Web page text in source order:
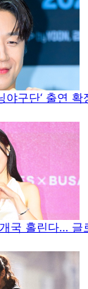
야구단‘ 출연 확
국 홀린다… 글